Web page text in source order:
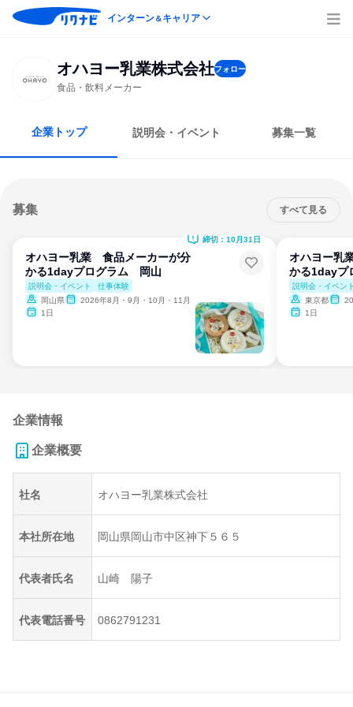
インターン＆キャリア
オハヨー乳業株式会社フォロー
食品・飲料メーカー
企業トップ 説明会・イベント 募集一覧
募集 すべて見る
オハヨー乳業 食品メーカーが分
かる1dayプログラム 岡山
説明会・イベント
仕事体験
岡山県
2026年8月・9月・10月・11月
1日
締切：10月31日
オハヨー乳
かる1day
説明会・イベン
東京都
1日
企業情報
企業概要
社名 オハヨー乳業株式会社
本社所在地 岡山県岡山市中区神下５６５
代表者氏名 山崎 陽子
代表電話番号 0862791231